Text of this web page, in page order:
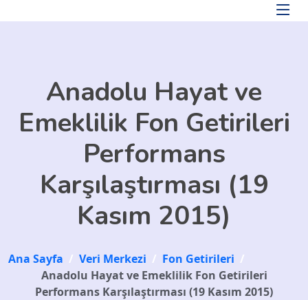
Anadolu Hayat ve
Emeklilik Fon Getirileri
Performans
Karşılaştırması (19
Kasım 2015)
Ana Sayfa / Veri Merkezi / Fon Getirileri /
Anadolu Hayat ve Emeklilik Fon Getirileri
Performans Karşılaştırması (19 Kasım 2015)